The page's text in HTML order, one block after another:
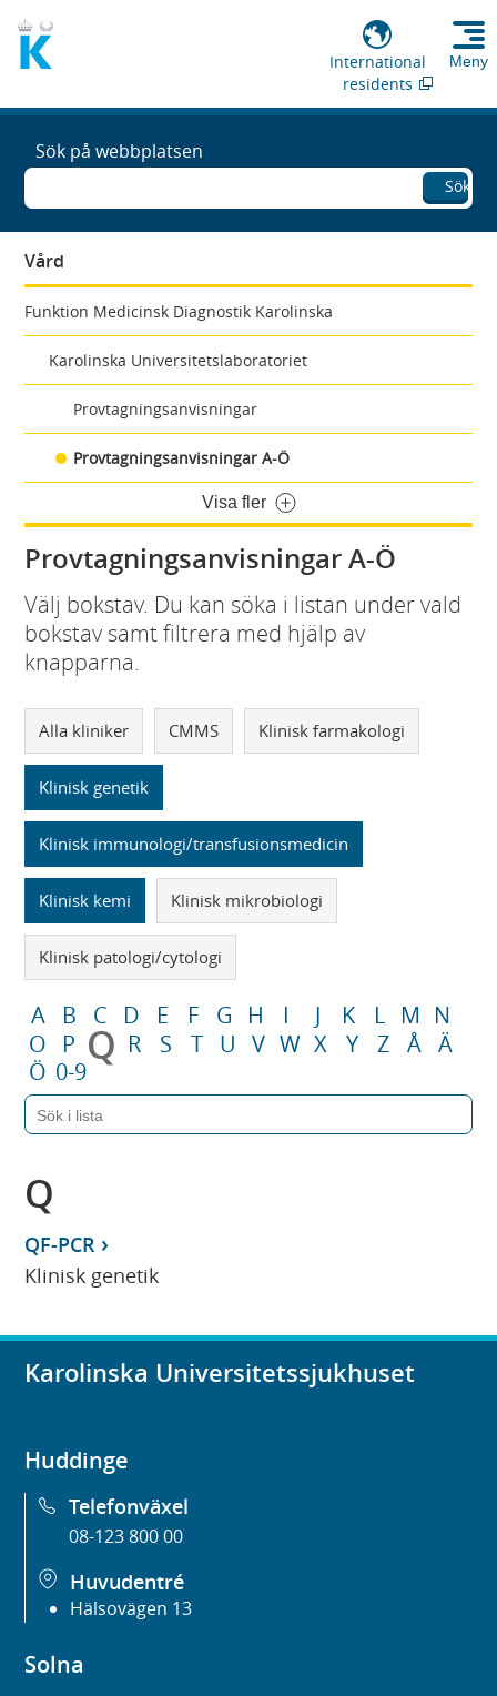
International
residents
Meny
Sök på webbplatsen
Sök
Vård
Funktion Medicinsk Diagnostik Karolinska
Karolinska Universitetslaboratoriet
Provtagningsanvisningar
Provtagningsanvisningar A-Ö
Visa fler
Provtagningsanvisningar A-Ö
Välj bokstav. Du kan söka i listan under vald
bokstav samt filtrera med hjälp av
knapparna.
Alla kliniker CMMS Klinisk farmakologi
Klinisk genetik
Klinisk immunologi/transfusionsmedicin
Klinisk kemi Klinisk mikrobiologi
Klinisk patologi/cytologi
A B C D E F G H I J K L M N
O
P Q R S T U V W X Y Z Å Ä
Ö 0-9
Q
QF-PCR
Klinisk genetik
Karolinska Universitetssjukhuset
Huddinge
Telefonväxel
08-123 800 00
Huvudentré
Hälsovägen 13
Solna